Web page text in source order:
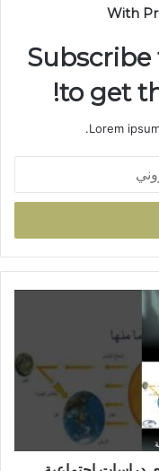
With
to get
Lorem